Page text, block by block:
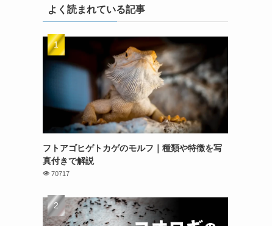
よく読まれている記事
フトアゴヒゲトカゲのモルフ｜種類や特徴を写
真付きで解説
70717